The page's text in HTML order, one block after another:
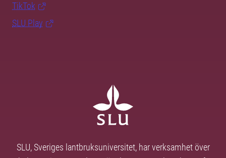
TikTok
SLU Play
SLU, Sveriges lantbruksuniversitet, har verksamhet över